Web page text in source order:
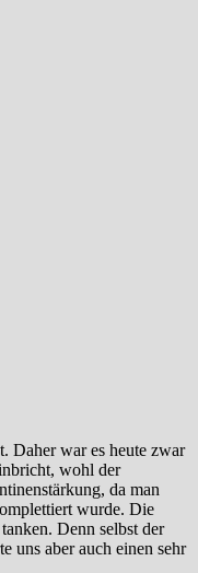
Daher war es heute zwar
wohl der
da man
wurde. Die
Denn selbst der
uns aber auch einen sehr